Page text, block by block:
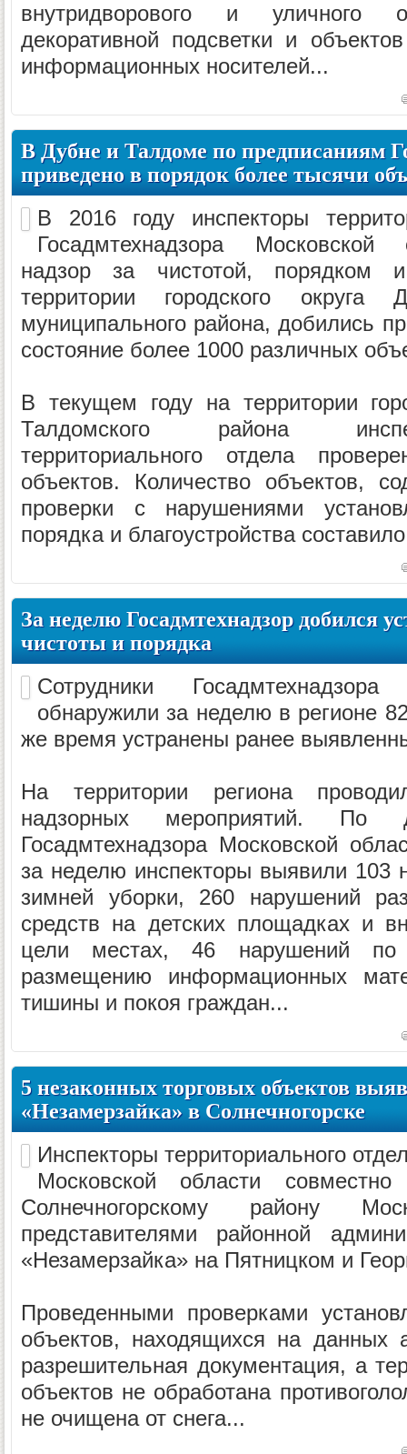
внутридворового и уличного
декоративной подсветки и
информационных носителей...
В Дубне и Талдоме по предписаниям
приведено в порядок более тысячи
В 2016 году инспекторы
Госадмтехнадзора Московской
надзор за чистотой, порядком
территории городского
муниципального района, добились
состояние более 1000 различных
В текущем году на территории
Талдомского района
территориального отдела
объектов. Количество объектов,
проверки с нарушениями
порядка и благоустройства
За неделю Госадмтехнадзор добился
чистоты и порядка
Сотрудники
обнаружили за неделю в регионе
же время устранены ранее
На территории региона
надзорных мероприятий. По
Госадмтехнадзора Московской
за неделю инспекторы выявили 103
зимней уборки, 260 нарушений
средств на детских площадках и
цели местах, 46 нарушений по
размещению информационных
тишины и покоя граждан...
5 незаконных торговых объектов
«Незамерзайка» в Солнечногорске
Инспекторы территориального
Московской области
Солнечногорскому району
представителями районной
«Незамерзайка» на Пятницком и
Проведенными проверками
объектов, находящихся на данных
разрешительная документация, а
объектов не обработана
не очищена от снега...